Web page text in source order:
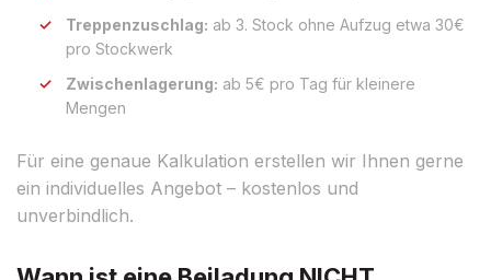
Treppenzuschlag: ab 3. Stock ohne Aufzug etwa 30€
pro Stockwerk
Zwischenlagerung: ab 5€ pro Tag für kleinere
Mengen
Für eine genaue Kalkulation erstellen wir Ihnen gerne
ein individuelles Angebot – kostenlos und
unverbindlich.